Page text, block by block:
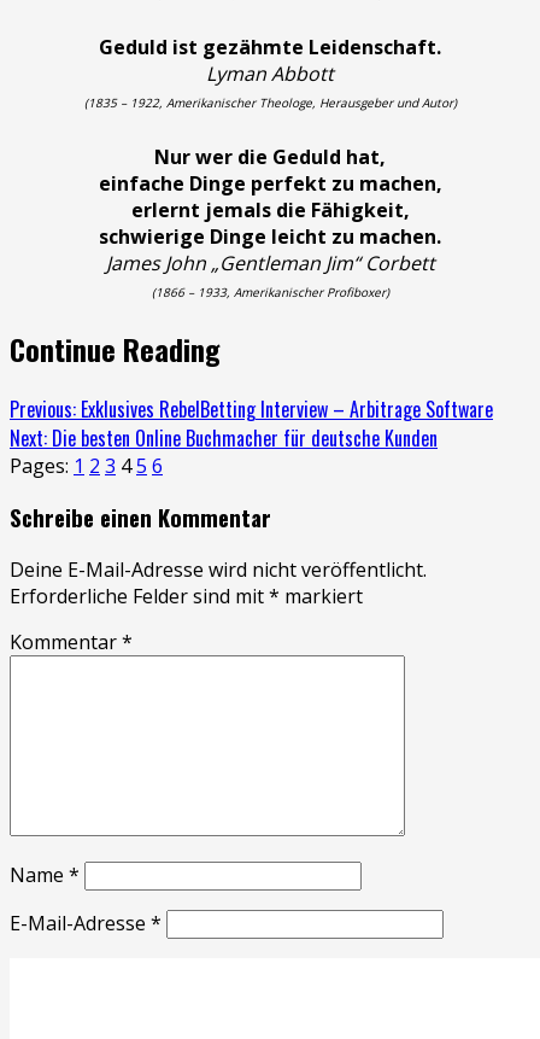
Geduld ist gezähmte Leidenschaft.
Lyman Abbott
(1835 – 1922, Amerikanischer Theologe, Herausgeber und Autor)
Nur wer die Geduld hat,
einfache Dinge perfekt zu machen,
erlernt jemals die Fähigkeit,
schwierige Dinge leicht zu machen.
James John „Gentleman Jim“ Corbett
(1866 – 1933, Amerikanischer Profiboxer)
Continue Reading
Previous: Exklusives RebelBetting Interview – Arbitrage Software
Next: Die besten Online Buchmacher für deutsche Kunden
Pages: 1 2 3 45 6
Schreibe einen Kommentar
Deine E-Mail-Adresse wird nicht veröffentlicht.
Erforderliche Felder sind mit* markiert
Kommentar*
Name *
E-Mail-Adresse *